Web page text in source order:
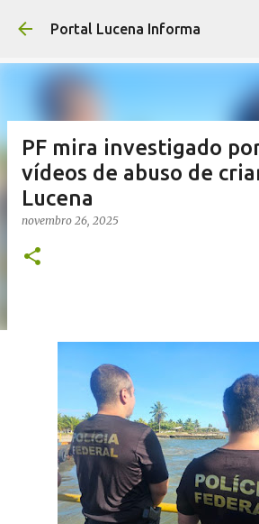
Pular para o conteúdo
Portal Lucena Informa
PF mira investigado
vídeos de abuso de
Lucena
novembro 26, 2025